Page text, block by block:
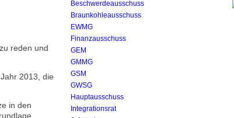
reden und
2013, die
in den
Beschwerdeausschuss
Braunkohleausschuss
EWMG
Finanzausschuss
GEM
GMMG
GSM
GWSG
Hauptausschuss
Integrationsrat